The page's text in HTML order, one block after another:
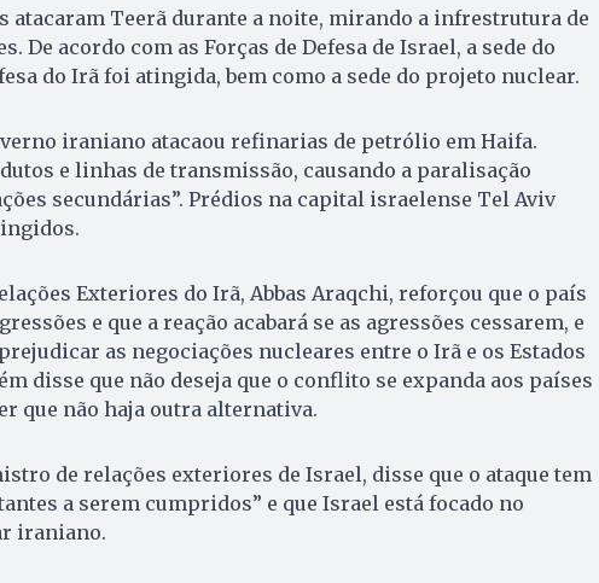
atacaram Teerã durante a noite, mirando a infrestrutura de
De acordo com as Forças de Defesa de Israel, a sede do
do Irã foi atingida, bem como a sede do projeto nuclear.
iraniano atacaou refinarias de petrólio em Haifa.
e linhas de transmissão, causando a paralisação
secundárias”. Prédios na capital israelense Tel Aviv
Exteriores do Irã, Abbas Araqchi, reforçou que o país
e que a reação acabará se as agressões cessarem, e
as negociações nucleares entre o Irã e os Estados
disse que não deseja que o conflito se expanda aos países
que não haja outra alternativa.
de relações exteriores de Israel, disse que o ataque tem
a serem cumpridos” e que Israel está focado no
iraniano.